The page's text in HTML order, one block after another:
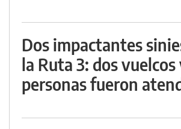
Dos impactantes
la Ruta 3: dos
personas fueron